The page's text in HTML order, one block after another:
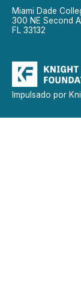
Miami Dade
300 NE Second
FL 33132
Impulsado por